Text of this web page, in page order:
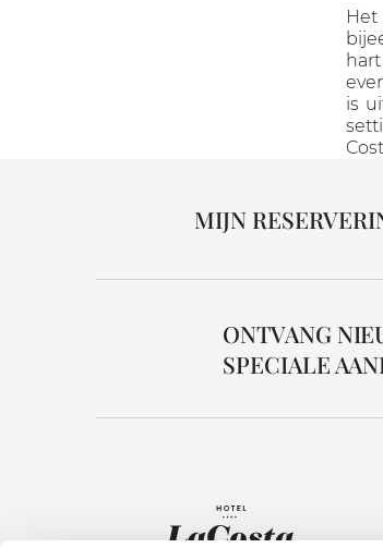
is
MIJN
ONTVANG
SPECIALE